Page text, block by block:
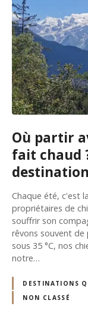
Où partir
fait chaud
Chaque été, c'est
propriétaires de
souffrir son
rêvons souvent de
sous 35 °C, nos
notre…
DESTINATIONS
NON CLASSÉ